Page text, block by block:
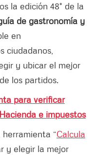
la edición 48° de la
de gastronomía y
en
ciudadanos,
y ubicar el mejor
los partidos.
para verificar
e impuestos
“Calcula
y elegir la mejor